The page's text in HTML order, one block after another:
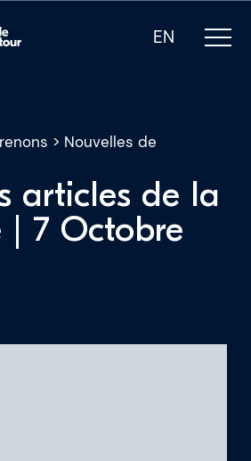
EN
nous
> Nouvelles de
articles de la
| 7 Octobre